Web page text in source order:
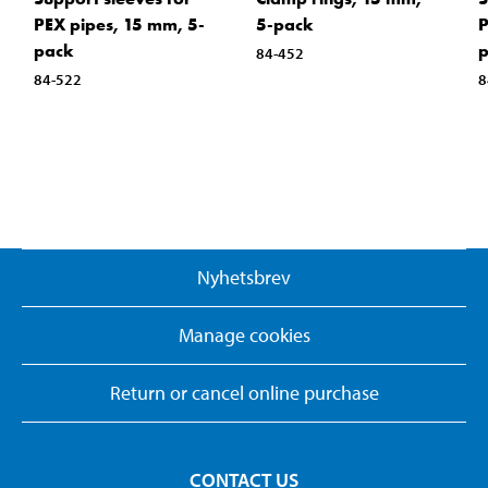
PEX pipes, 15 mm, 5-
pack
84-522
5-pack
84-452
Nyhetsbrev
Manage cookies
Return or cancel online purchase
CONTACT US